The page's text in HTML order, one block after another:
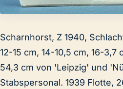
Scharnhorst, Z 1940,
12-15 cm, 14-10,5 cm, 16-
54,3 cm von 'Leipzig' und
Stabspersonal. 1939 Flotte,